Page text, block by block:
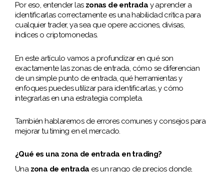
Por eso, entender las zonas de entrada y aprender a
identificarlas correctamente es una habilidad crítica para
cualquier trader, ya sea que opere acciones, divisas,
índices o criptomonedas.
En este artículo vamos a profundizar en qué son
exactamente las zonas de entrada, cómo se diferencian
de un simple punto de entrada, qué herramientas y
enfoques puedes utilizar para identificarlas, y cómo
integrarlas en una estrategia completa.
También hablaremos de errores comunes y consejos para
mejorar tu timing en el mercado.
¿Qué es una zona de entrada en trading?
Una zona de entrada es un rango de precios donde,